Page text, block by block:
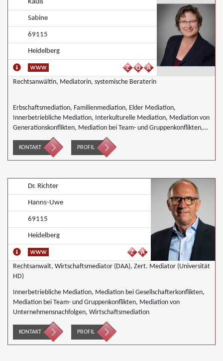
Kauß
Sabine
69115
Heidelberg
Rechtsanwältin, Mediatorin, systemische Beraterin
Erbschaftsmediation, Familienmediation, Elder Mediation,
Innerbetriebliche Mediation, Interkulturelle Mediation, Mediation von
Generationskonflikten, Mediation bei Team- und Gruppenkonflikten,
Mediation von Unternehmensnachfolgen, Nachbarschaftsmediation,
Täter/Opfer Ausgleich
KONTAKT PROFIL
Dr. Richter
Hanns-Uwe
69115
Heidelberg
Rechtsanwalt, Wirtschaftsmediator (DAA), Zert. Mediator (Universität
HD)
Innerbetriebliche Mediation, Mediation bei Gesellschafterkonflikten,
Mediation bei Team- und Gruppenkonflikten, Mediation von
Unternehmensnachfolgen, Wirtschaftsmediation
KONTAKT PROFIL